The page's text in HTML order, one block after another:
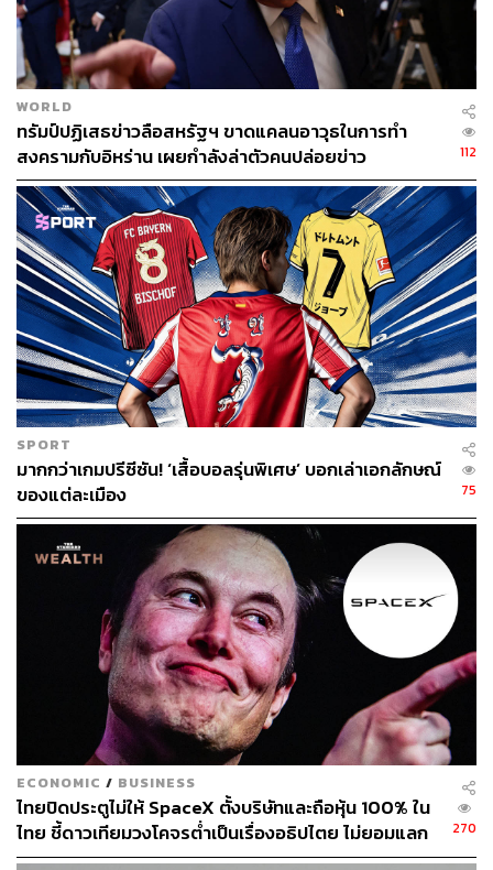
อ้างอิง:
https://www.cnbc.com/2025/05/02/nike-adidas-footw
ear-giants-ask-trump-for-tariff-exemption.html
https://fdra.org/wp-content/uploads/2025/04/April-29-
Footwear-POTUS-Letter.pdf
สามารถติดตาม THE STANDARD WEALTH
ผ่านแอปพลิเคชันต่างๆ ที่คุณสะดวกหรือใช้งานอยู่แล้วได้เลย
TAGS: กำแพงภาษี Skechers รองเท้าผ้าใบ
รองเท้า
Trump 2.0
ภาษีตอบโต้ Nike
Reciprocal Tariffs
Adidas
TARIFF WAR
Donald Trump
Under Armour
337
ABOUT THE AUTHOR
สกุลชัย เก่งอนันตานนท์
Content Creator สำนักข่าว THE
STANDARD WEALTH
WORLD
ทรัมป์ปฏิเสธข่าวลือสหรัฐฯ ขาดแคลนอาวุธในการทำ
สงครามกับอิหร่าน เผยกำลังล่าตัวคนปล่อยข่าว
112
SPORT
มากกว่าเกมปรีซีซัน! ‘เสื้อบอลรุ่นพิเศษ’ บอกเล่าเอกลักษณ์
ของแต่ละเมือง
75
ECONOMIC / BUSINESS
ไทยปิดประตูไม่ให้ SpaceX ตั้งบริษัทและถือหุ้น 100% ใน
ไทย ชี้ดาวเทียมวงโคจรต่ำเป็นเรื่องอธิปไตย ไม่ยอมแลก
ในโต๊ะเจรจาการค้า
270